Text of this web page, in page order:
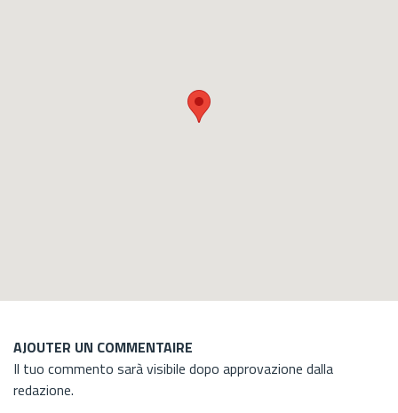
AJOUTER UN COMMENTAIRE
Il tuo commento sarà visibile dopo approvazione dalla
redazione.